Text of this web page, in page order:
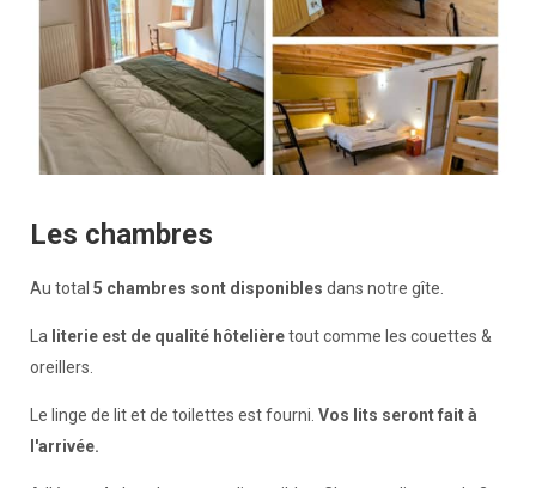
Les chambres
Au total 5 chambres sont disponibles dans notre gîte.
La literie est de qualité hôtelièretout comme les couettes &
oreillers.
Le linge de lit et de toilettes est fourni. Vos lits seront fait à
l'arrivée.